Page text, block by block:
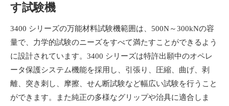
す試験機
3400 シリーズの万能材料試験機範囲は、500N～300kNの容
量で、力学的試験のニーズをすべて満たすことができるよう
に設計されています。3400 シリーズは特許出願中のオペレ
ータ保護システム機能を採用し、引張り、圧縮、曲げ、剥
離、突き刺し、摩擦、せん断試験など幅広い試験を行うこと
ができます。また純正の多様なグリップや治具に適合しま